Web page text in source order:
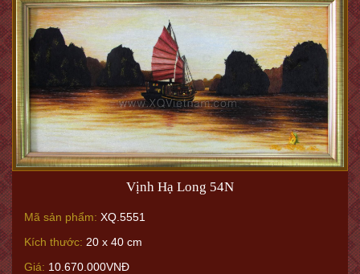
Vịnh Hạ Long 54N
Mã sản phẩm: XQ.5551
Kích thước: 20 x 40 cm
Giá: 10.670.000VNĐ